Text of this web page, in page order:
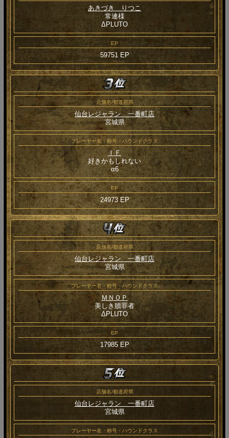
あきづき りつこ
常連様
ΔPLUTO
EP
59751 EP
店舗名/都道府県
仙台レジャラン 一番町店
宮城県
プレーヤー名・称号・ハウンドクラス
ＩＦ
好きかもしれない
α6
EP
24973 EP
店舗名/都道府県
仙台レジャラン 一番町店
宮城県
プレーヤー名・称号・ハウンドクラス
ＭＮＯＰ
美しき贖罪者
ΔPLUTO
EP
17985 EP
店舗名/都道府県
仙台レジャラン 一番町店
宮城県
プレーヤー名・称号・ハウンドクラス